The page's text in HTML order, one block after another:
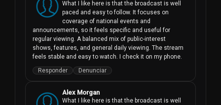
What I like here is that the broadcast is well
paced and easy to follow. It focuses on
coverage of national events and
announcements, so it feels specific and useful for
regular viewing. A balanced mix of public-interest
shows, features, and general daily viewing. The stream
feels stable and easy to watch. I check it on my phone.
Responder
Denunciar
Alex Morgan
What I like here is that the broadcast is well